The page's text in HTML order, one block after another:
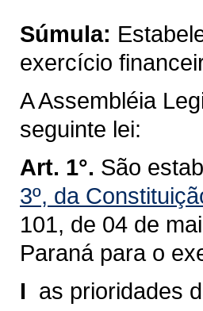
Súmula:
exercício
A Assembléia
seguinte lei:
Art. 1°. São
3º, da
101, de 04 de
Paraná para o
I  as prioridades